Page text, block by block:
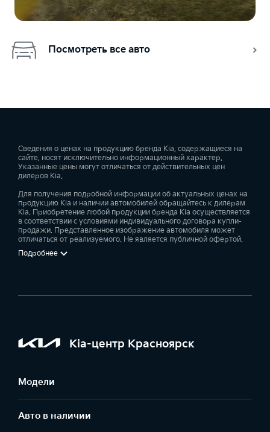
Посмотреть все авто
Сведения о ценах на продукцию бренда Kia, содержащиеся на
сайте, носят исключительно информационный характер.
Указанные цены могут отличаться от действительных цен
дилеров Kia.
Для получения подробной информации об актуальных ценах на
продукцию Kia и наличии автомобилей обращайтесь к дилерам
Kia. Приобретение любой продукции бренда Kia осуществляется
в соответствии с условиями индивидуального договора купли-
продажи. Представленное изображение автомобиля может
отличаться от реализуемого. Не является публичной офертой.
Подробнее
Kia-центр Красноярск
Модели
Авто в наличии